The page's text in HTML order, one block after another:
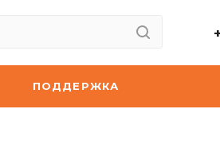
ПОДДЕРЖКА